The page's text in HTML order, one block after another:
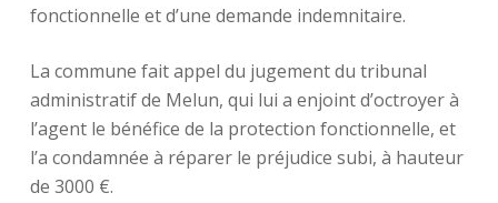
fonctionnelle et d’une demande indemnitaire.
La commune fait appel du jugement du tribunal
administratif de Melun, qui lui a enjoint d’octroyer à
l’agent le bénéfice de la protection fonctionnelle, et
l’a condamnée à réparer le préjudice subi, à hauteur
de 3000 €.